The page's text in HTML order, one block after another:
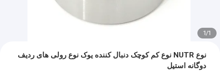
1
/
1
نوع NUTR نوع کم کوچک دنبال کننده یوک نوع رولی های ردیف
دوگانه استیل